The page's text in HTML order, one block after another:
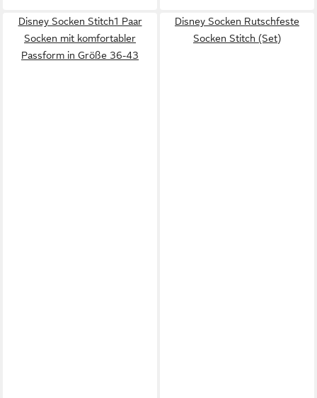
Disney Socken Stitch1 Paar
Socken mit komfortabler
Passform in Größe 36-43
Disney Socken Rutschfeste
Socken Stitch (Set)